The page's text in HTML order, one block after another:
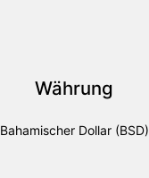
Währung
Bahamischer Dollar (BSD)